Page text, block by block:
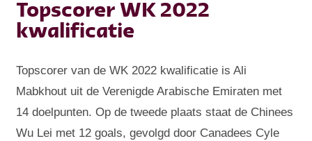
Topscorer WK 2022
kwalificatie
Topscorer van de WK 2022 kwalificatie is Ali
Mabkhout uit de Verenigde Arabische Emiraten met
14 doelpunten. Op de tweede plaats staat de Chinees
Wu Lei met 12 goals, gevolgd door Canadees Cyle